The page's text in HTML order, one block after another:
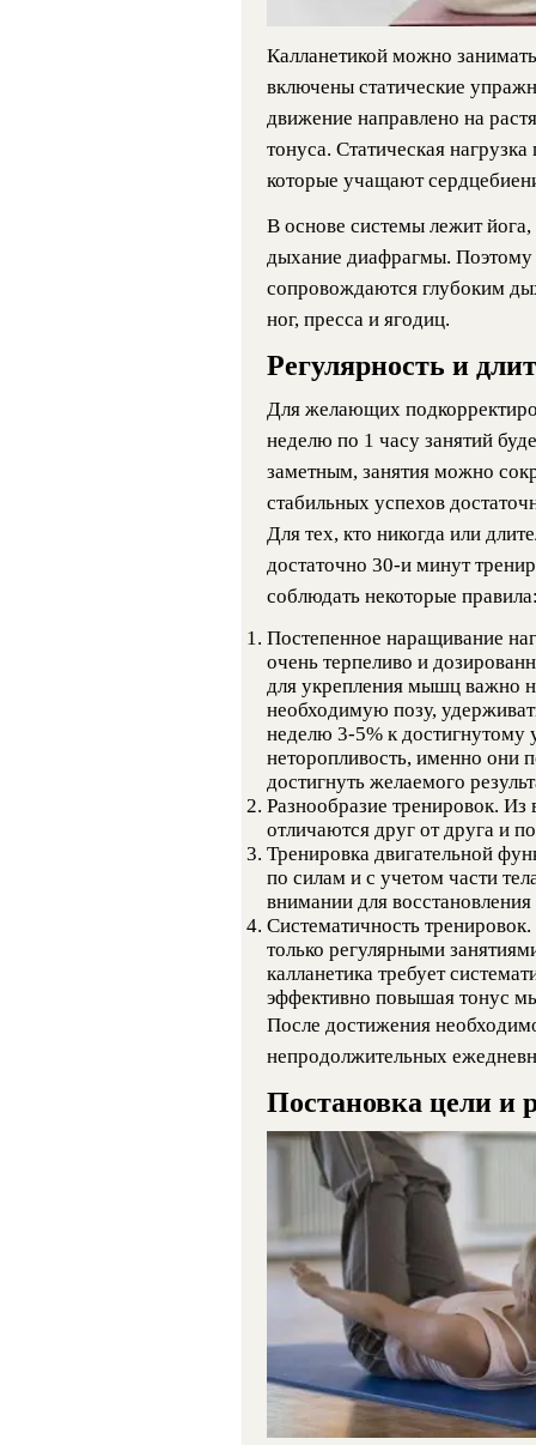
Калланетикой можно
включены статические
движение направлено на
тонуса. Статическая
которые учащают
В основе системы лежит
дыхание диафрагмы.
сопровождаются глубоким
ног, пресса и ягодиц.
Регулярность и
Для желающих
неделю по 1 часу занятий
заметным, занятия можно
стабильных успехов
Для тех, кто никогда или
достаточно 30-и минут
соблюдать некоторые
Постепенное наращивание
очень терпеливо и
для укрепления мышц важно
необходимую позу,
неделю 3-5% к достигнутому
неторопливость, именно они
достигнуть желаемого
Разнообразие тренировок.
отличаются друг от друга и
Тренировка двигательной
по силам и с учетом части
внимании для
Систематичность
только регулярными
калланетика требует
эффективно повышая тонус
После достижения
непродолжительных
Постановка цели и